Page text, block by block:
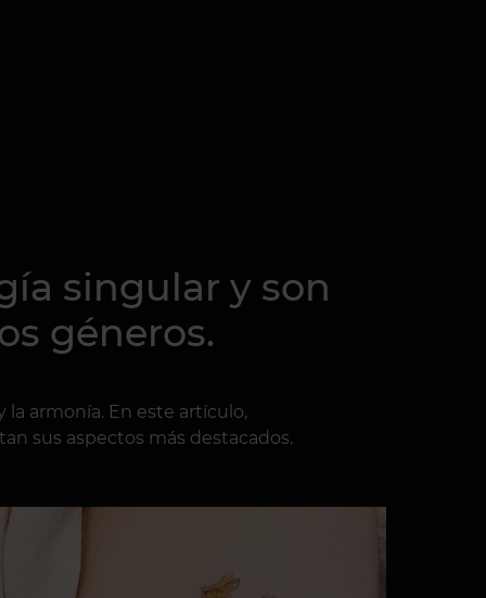
singular y son
géneros.
la armonía. En este artículo,
sus aspectos más destacados.